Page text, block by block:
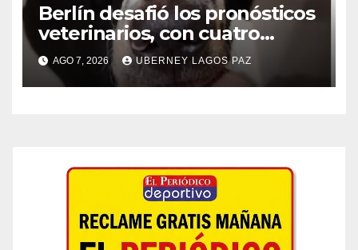
Berlín desafió los pronósticos
veterinarios, con cuatro
meses busca una familia para
siempre
AGO 7, 2026 UBERNEY LAGOS PAZ